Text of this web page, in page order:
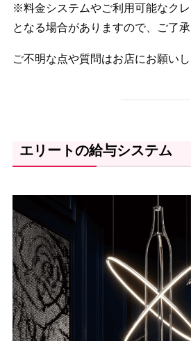
※料金システムやご利用可能なク
となる場合がありますので、ご了承
ご不明な点や質問はお店にお願いし
エリートの給与システム